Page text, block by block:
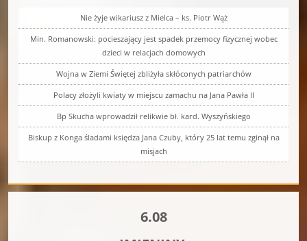
Nie żyje wikariusz z Mielca – ks. Piotr Wąż
Min. Romanowski: pocieszający jest spadek przemocy fizycznej wobec
dzieci w relacjach domowych
Wojna w Ziemi Świętej zbliżyła skłóconych patriarchów
Polacy złożyli kwiaty w miejscu zamachu na Jana Pawła II
Bp Skucha wprowadził relikwie bł. kard. Wyszyńskiego
Biskup z Konga śladami księdza Jana Czuby, który 25 lat temu zginął na
misjach
6.08